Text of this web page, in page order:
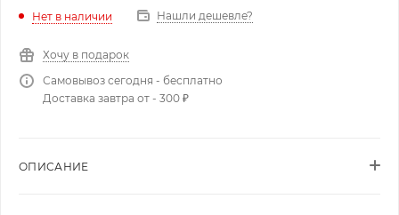
Нет в наличии Нашли дешевле?
Хочу в подарок
Самовывоз сегодня - бесплатно
Доставка завтра от - 300 ₽
ОПИСАНИЕ